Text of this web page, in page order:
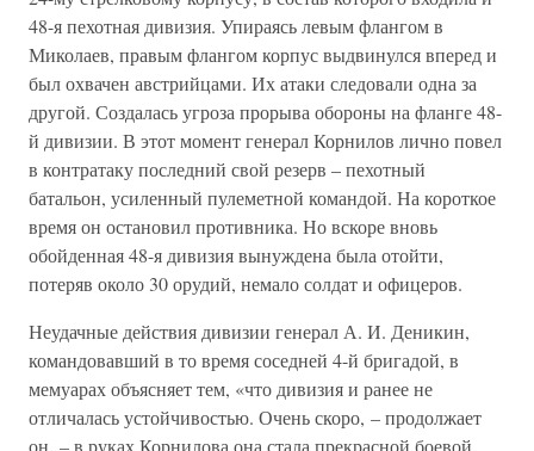
48-я пехотная дивизия. Упираясь левым флангом в
Миколаев, правым флангом корпус выдвинулся вперед и
был охвачен австрийцами. Их атаки следовали одна за
другой. Создалась угроза прорыва обороны на фланге 48-
й дивизии. В этот момент генерал Корнилов лично повел
в контратаку последний свой резерв – пехотный
батальон, усиленный пулеметной командой. На короткое
время он остановил противника. Но вскоре вновь
обойденная 48-я дивизия вынуждена была отойти,
потеряв около 30 орудий, немало солдат и офицеров.
Неудачные действия дивизии генерал А. И. Деникин,
командовавший в то время соседней 4-й бригадой, в
мемуарах объясняет тем, «что дивизия и ранее не
отличалась устойчивостью. Очень скоро, – продолжает
он, – в руках Корнилова она стала прекрасной боевой